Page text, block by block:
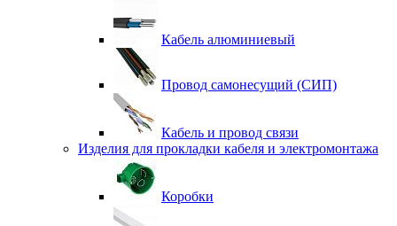
Кабель алюминиевый
Провод самонесущий (СИП)
Кабель и провод связи
Изделия для прокладки кабеля и электромонтажа
Коробки